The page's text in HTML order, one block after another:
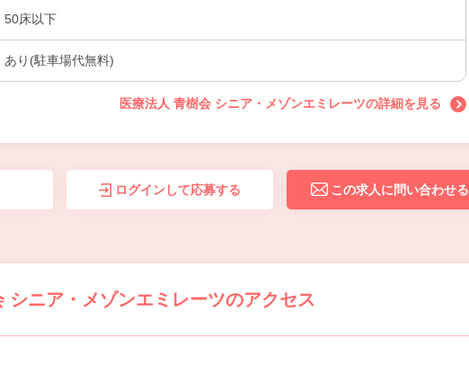
50床以下
あり(駐車場代無料)
医療法人 青樹会 シニア・メゾンエミレーツの詳細を見る
ログインして応募する この求人に問い合わせる
シニア・メゾンエミレーツのアクセス